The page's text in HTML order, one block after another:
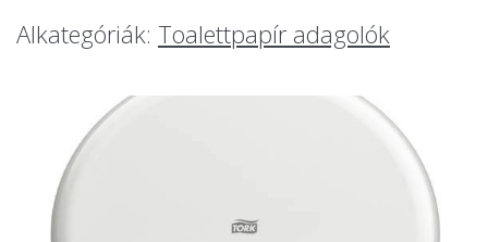
Alkategóriák: Toalettpapír adagolók